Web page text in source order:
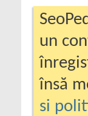
un
însă
si